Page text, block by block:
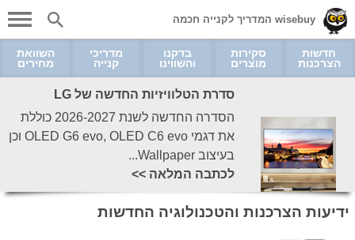
wisebuy המדריך לקנייה חכמה
חדשות
הצרכנות
סקירות
מוצרים
בדקנו
והשווינו
מדריכי
קנייה
השוואת
מחירים
סדרת הטלוויזיות החדשה של LG
הסדרה החדשה לשנת 2026-2027 כוללת
את דגמי OLED G6 evo, OLED C6 evo וכן
בעיצוב Wallpaper...
לכתבה המלאה >>
ידיעות הצרכנות והטכנולוגיה החדשות